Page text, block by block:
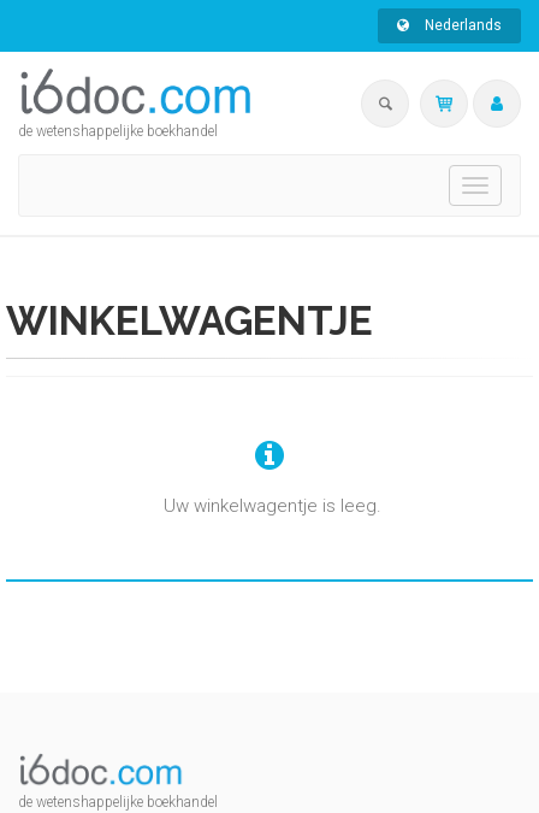
Nederlands
de wetenshappelijke boekhandel
Toggle
WINKELWAGENTJE
Uw winkelwagentje is leeg.
de wetenshappelijke boekhandel